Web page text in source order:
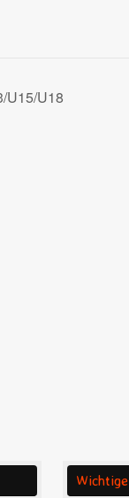
U15/U18